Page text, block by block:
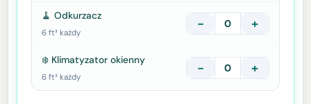
🧹 Odkurzacz
6 ft³ każdy
− +
❄️ Klimatyzator okienny
6 ft³ każdy
− +